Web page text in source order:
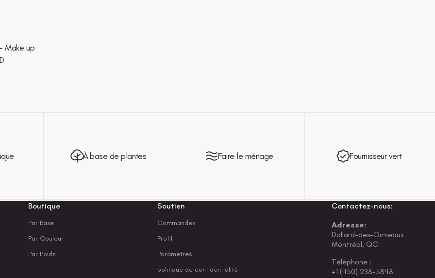
Make up
À base de plantes Faire le ménage Fournisseur vert
Boutique
Par Base
Par Couleur
Par Poids
Soutien
Commandes
Profil
Paramètres
politique de confidentialité
Contactez-nous:
Adresse:
Dollard-des-Ormeaux
Montréal, QC
Téléphone :
+1 (450) 238-5848